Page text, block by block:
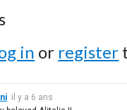
in or register
il y a 6 ans